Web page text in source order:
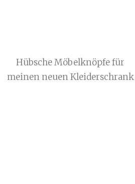
Hübsche Möbelknöpfe für
meinen neuen Kleiderschrank